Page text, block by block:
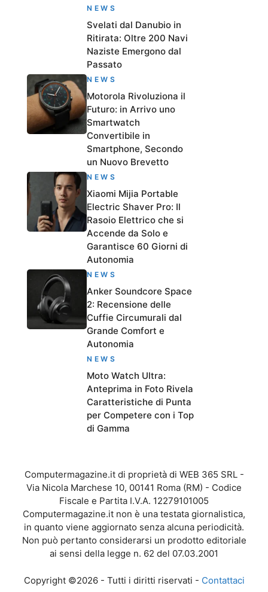
NEWS
Svelati dal Danubio in
Ritirata: Oltre 200 Navi
Naziste Emergono dal
Passato
NEWS
Motorola Rivoluziona il
Futuro: in Arrivo uno
Smartwatch
Convertibile in
Smartphone, Secondo
un Nuovo Brevetto
NEWS
Xiaomi Mijia Portable
Electric Shaver Pro: Il
Rasoio Elettrico che si
Accende da Solo e
Garantisce 60 Giorni di
Autonomia
NEWS
Anker Soundcore Space
2: Recensione delle
Cuffie Circumurali dal
Grande Comfort e
Autonomia
NEWS
Moto Watch Ultra:
Anteprima in Foto Rivela
Caratteristiche di Punta
per Competere con i Top
di Gamma
Computermagazine.it di proprietà di WEB 365 SRL -
Via Nicola Marchese 10, 00141 Roma (RM) - Codice
Fiscale e Partita I.V.A. 12279101005
Computermagazine.it non è una testata giornalistica,
in quanto viene aggiornato senza alcuna periodicità.
Non può pertanto considerarsi un prodotto editoriale
ai sensi della legge n. 62 del 07.03.2001
Copyright ©2026 - Tutti i diritti riservati - Contattaci